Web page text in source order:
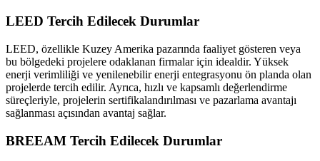
LEED Tercih Edilecek Durumlar
LEED, özellikle Kuzey Amerika pazarında faaliyet gösteren veya
bu bölgedeki projelere odaklanan firmalar için idealdir. Yüksek
enerji verimliliği ve yenilenebilir enerji entegrasyonu ön planda olan
projelerde tercih edilir. Ayrıca, hızlı ve kapsamlı değerlendirme
süreçleriyle, projelerin sertifikalandırılması ve pazarlama avantajı
sağlanması açısından avantaj sağlar.
BREEAM Tercih Edilecek Durumlar